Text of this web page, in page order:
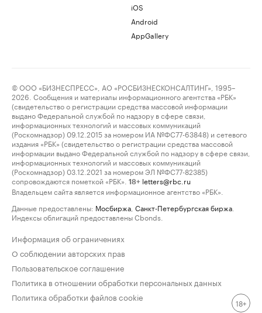
iOS
Android
AppGallery
© ООО «БИЗНЕСПРЕСС», АО «РОСБИЗНЕСКОНСАЛТИНГ», 1995–
2026. Сообщения и материалы информационного агентства «РБК»
(свидетельство о регистрации средства массовой информации
выдано Федеральной службой по надзору в сфере связи,
информационных технологий и массовых коммуникаций
(Роскомнадзор) 09.12.2015 за номером ИА №ФС77-63848) и сетевого
издания «РБК» (свидетельство о регистрации средства массовой
информации выдано Федеральной службой по надзору в сфере связи,
информационных технологий и массовых коммуникаций
(Роскомнадзор) 03.12.2021 за номером ЭЛ №ФС77-82385)
сопровождаются пометкой «РБК».
18+ letters@rbc.ru
Владельцем сайта является информационное агентство «РБК».
Данные предоставлены: Мосбиржа Санкт-Петербургская биржа
Индексы облигаций предоставлены Cbonds.
Информация об ограничениях
О соблюдении авторских прав
Пользовательское соглашение
Политика в отношении обработки персональных данных
Политика обработки файлов cookie
18+